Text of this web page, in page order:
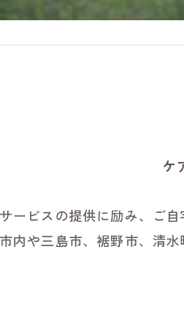
ビス
の家
富士宮事
清水事業
中部事業
ケ
ービスの提供に励み、ご
内や三島市、裾野市、清